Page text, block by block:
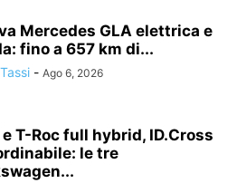
Mercedes GLA elettrica e
fino a 657 km di...
- Ago 6, 2026
T-Roc full hybrid, ID.Cross
le tre